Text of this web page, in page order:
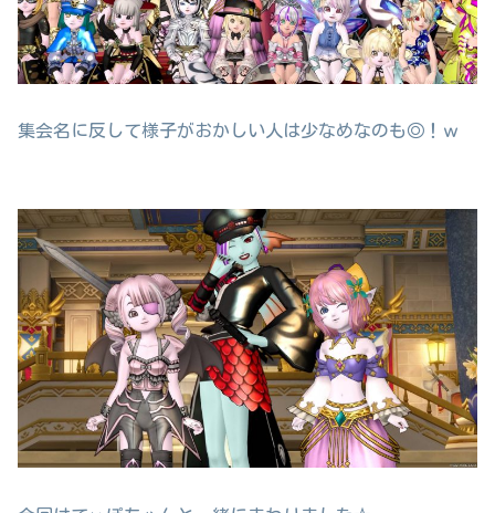
集会名に反して様子がおかしい人は少なめなのも◎！ｗ